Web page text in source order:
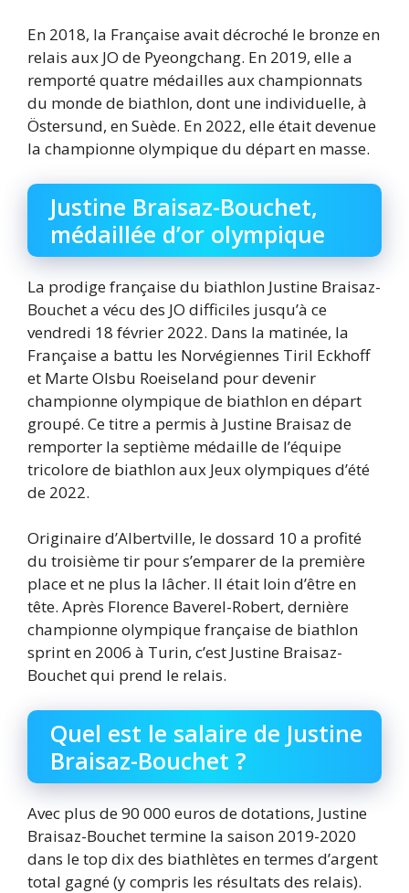
En 2018, la Française avait décroché le bronze en
relais aux JO de Pyeongchang. En 2019, elle a
remporté quatre médailles aux championnats
du monde de biathlon, dont une individuelle, à
Östersund, en Suède. En 2022, elle était devenue
la championne olympique du départ en masse.
Justine Braisaz-Bouchet,
médaillée d’or olympique
La prodige française du biathlon Justine Braisaz-
Bouchet a vécu des JO difficiles jusqu’à ce
vendredi 18 février 2022. Dans la matinée, la
Française a battu les Norvégiennes Tiril Eckhoff
et Marte Olsbu Roeiseland pour devenir
championne olympique de biathlon en départ
groupé. Ce titre a permis à Justine Braisaz de
remporter la septième médaille de l’équipe
tricolore de biathlon aux Jeux olympiques d’été
de 2022.
Originaire d’Albertville, le dossard 10 a profité
du troisième tir pour s’emparer de la première
place et ne plus la lâcher. Il était loin d’être en
tête. Après Florence Baverel-Robert, dernière
championne olympique française de biathlon
sprint en 2006 à Turin, c’est Justine Braisaz-
Bouchet qui prend le relais.
Quel est le salaire de Justine
Braisaz-Bouchet ?
Avec plus de 90 000 euros de dotations, Justine
Braisaz-Bouchet termine la saison 2019-2020
dans le top dix des biathlètes en termes d’argent
total gagné (y compris les résultats des relais).